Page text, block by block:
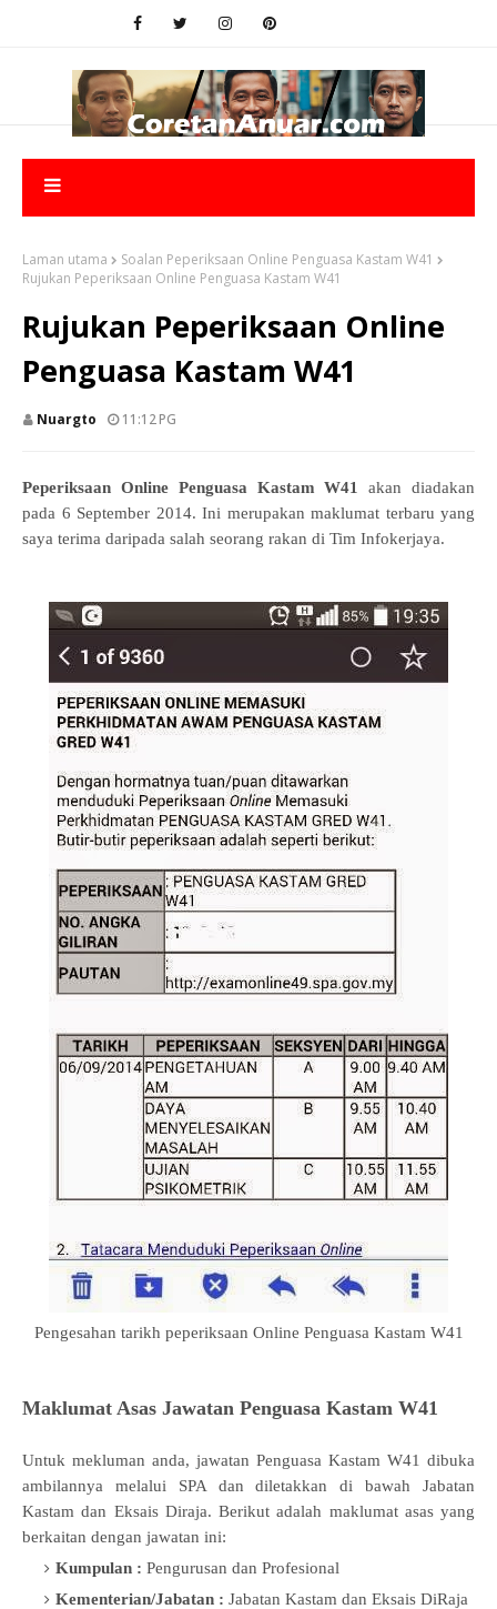
Laman utama
Soalan Peperiksaan Online Penguasa Kastam W41
Rujukan Peperiksaan Online Penguasa Kastam W41
Rujukan Peperiksaan Online
Penguasa Kastam W41
Nuargto 11:12 PG
Peperiksaan Online Penguasa Kastam W41
akan diadakan
pada 6 September 2014. Ini merupakan maklumat terbaru yang
saya terima daripada salah seorang rakan di Tim Infokerjaya.
Pengesahan tarikh peperiksaan Online Penguasa Kastam W41
Maklumat Asas Jawatan Penguasa Kastam W41
Untuk mekluman anda, jawatan Penguasa Kastam W41 dibuka
ambilannya melalui SPA dan diletakkan di bawah Jabatan
Kastam dan Eksais Diraja. Berikut adalah maklumat asas yang
berkaitan dengan jawatan ini:
Kumpulan : Pengurusan dan Profesional
Kementerian/Jabatan : Jabatan Kastam dan Eksais DiRaja